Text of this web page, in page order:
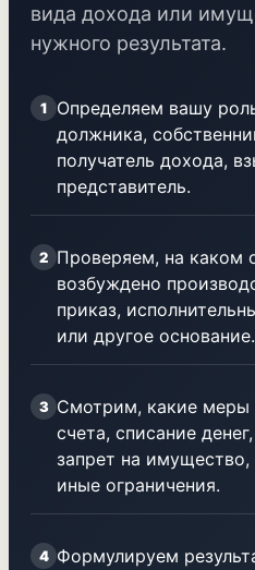
вида дохода или
нужного результата.
1
Определяем вашу
должника,
получатель дохода,
представитель.
2 Проверяем, на каком
возбуждено
приказ,
или другое основание.
3 Смотрим, какие меры
счета, списание
запрет на
иные ограничения.
4 Формулируем